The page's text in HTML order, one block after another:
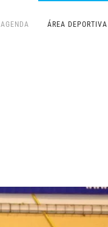
AGENDA ÁREA DEPORTIVA